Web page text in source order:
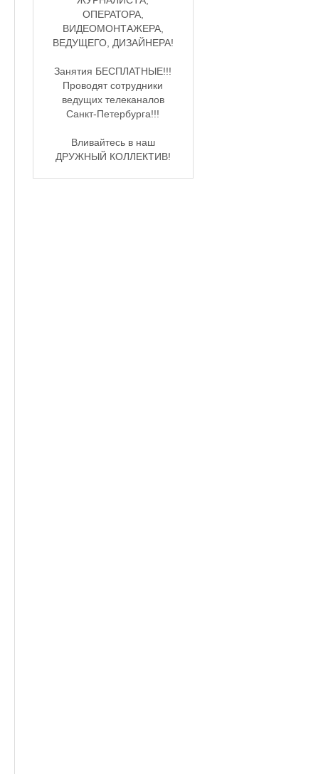
ОПЕРАТОРА,
ВИДЕОМОНТАЖЕРА,
ВЕДУЩЕГО, ДИЗАЙНЕРА!
Занятия БЕСПЛАТНЫЕ!!!
Проводят сотрудники
ведущих телеканалов
Санкт-Петербурга!!!
Вливайтесь в наш
ДРУЖНЫЙ КОЛЛЕКТИВ!